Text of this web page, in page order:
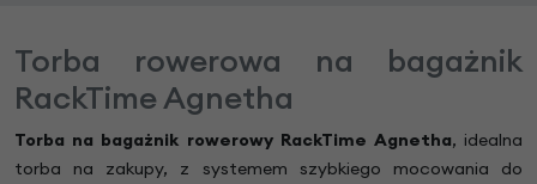
Torba rowerowa na bagażnik
RackTime Agnetha
Torba na bagażnik rowerowy RackTime Agnetha, idealna
torba na zakupy, z systemem szybkiego mocowania do